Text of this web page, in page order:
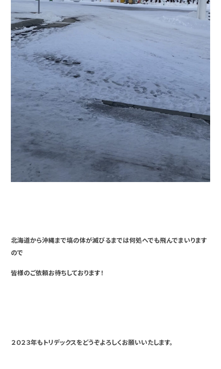
北海道から沖縄まで塙の体が滅びるまでは何処へでも飛んでまいります
ので
皆様のご依頼お待ちしております！
２０２３年もトリデックスをどうぞよろしくお願いいたします。